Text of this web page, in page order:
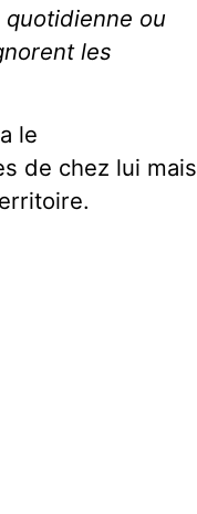
ou
les
le
de chez lui mais